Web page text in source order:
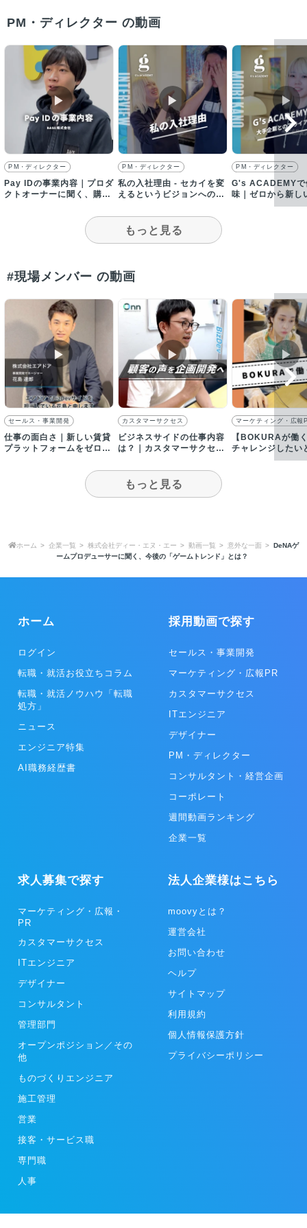
PM・ディレクター の動画
▶︎
PM・ディレクター
Pay IDの事業内容｜プロダ
クトオーナーに聞く、購入
▶︎
PM・ディレクター
私の入社理由 - セカイを変
えるというビジョンへの共
感化
▶︎
PM・ディレクター
G's ACADEMYで
味｜ゼロから新し
創ることに携われ
もっと見る
#現場メンバー の動画
▶︎
セールス・事業開発
仕事の面白さ｜新しい賃貸
プラットフォームをゼロベ
▶︎
カスタマーサクセス
ビジネスサイドの仕事内容
は？｜カスタマーサクセス
当
▶︎
マーケティング・広報
【BOKURAが働
チャレンジしたい
げた時に任せても
もっと見る
ホーム 企業一覧 株式会社ディー・エヌ・エー 動画一覧 意外な一面
DeNAゲ
ームプロデューサーに聞く、今後の「ゲームトレンド」とは？
ホーム
ログイン
転職・就活お役立ちコラム
転職・就活ノウハウ「転職
処方」
ニュース
エンジニア特集
AI職務経歴書
採用動画で探す
セールス・事業開発
マーケティング・広報PR
カスタマーサクセス
ITエンジニア
デザイナー
PM・ディレクター
コンサルタント・経営企画
コーポレート
週間動画ランキング
企業一覧
求人募集で探す
マーケティング・広報・
PR
カスタマーサクセス
ITエンジニア
デザイナー
コンサルタント
管理部門
オープンポジション／その
他
ものづくりエンジニア
施工管理
営業
接客・サービス職
専門職
人事
法人企業様はこちら
moovyとは？
運営会社
お問い合わせ
ヘルプ
サイトマップ
利用規約
個人情報保護方針
プライバシーポリシー